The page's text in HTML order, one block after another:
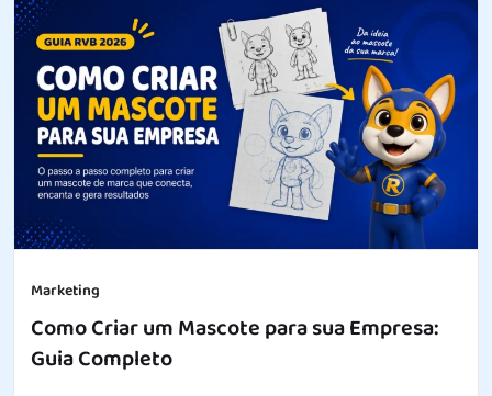
Marketing
Como Criar um Mascote para sua Empresa:
Guia Completo